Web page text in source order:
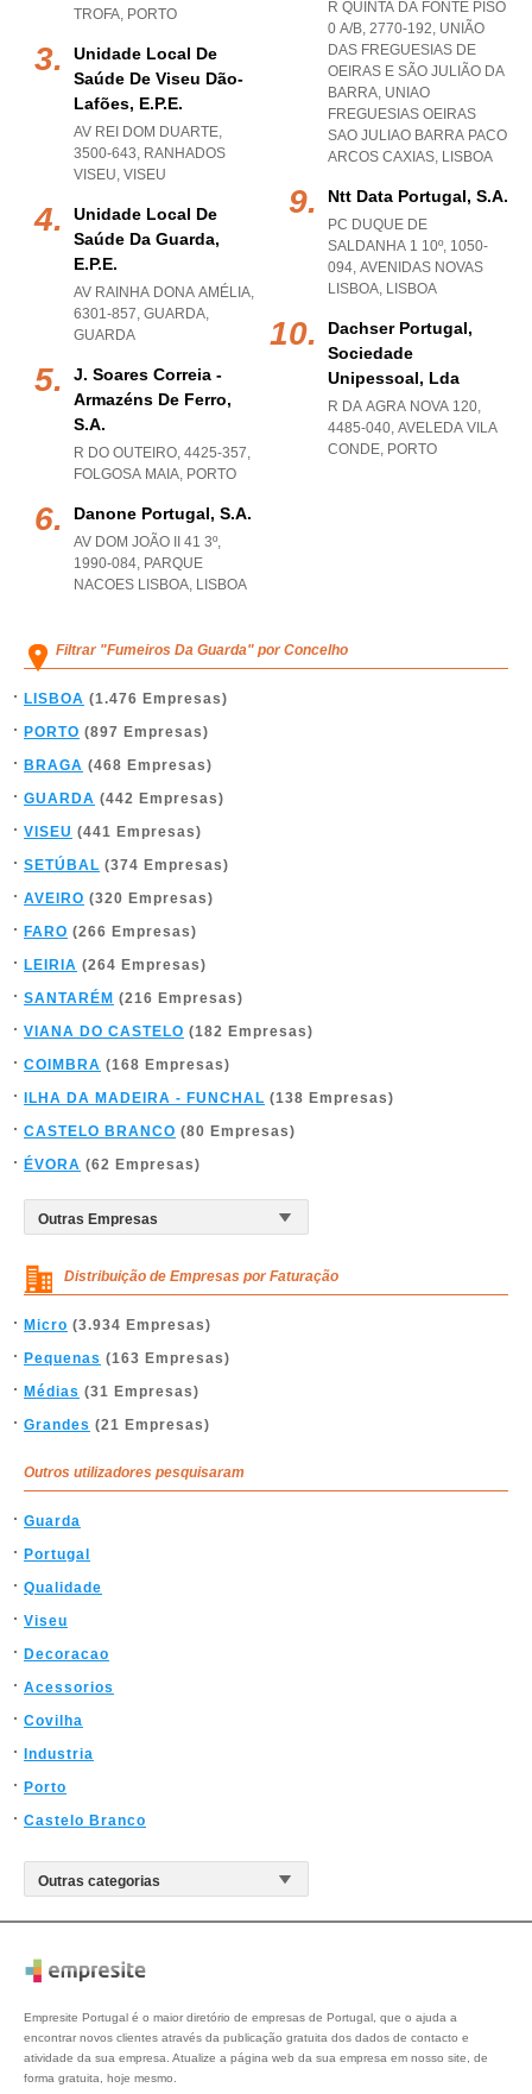
TROFA, PORTO
Unidade Local De
Saúde De Viseu Dão-
Lafões, E.p.e.
AV REI DOM DUARTE,
3500-643, RANHADOS
VISEU, VISEU
Unidade Local De
Saúde Da Guarda,
E.p.e.
AV RAINHA DONA AMÉLIA,
6301-857, GUARDA,
GUARDA
J. Soares Correia -
Armazéns De Ferro,
S.a.
R DO OUTEIRO, 4425-357,
FOLGOSA MAIA, PORTO
Danone Portugal, S.a.
AV DOM JOÃO II 41 3º,
1990-084, PARQUE
NACOES LISBOA, LISBOA
R QUINTA DA FONTE PISO
0 A/B, 2770-192, UNIÃO
DAS FREGUESIAS DE
OEIRAS E SÃO JULIÃO DA
BARRA, UNIAO
FREGUESIAS OEIRAS
SAO JULIAO BARRA PACO
ARCOS CAXIAS, LISBOA
Ntt Data Portugal, S.a.
PC DUQUE DE
SALDANHA 1 10º, 1050-
094, AVENIDAS NOVAS
LISBOA, LISBOA
Dachser Portugal,
Sociedade
Unipessoal, Lda
R DA AGRA NOVA 120,
4485-040, AVELEDA VILA
CONDE, PORTO
Filtrar "Fumeiros Da Guarda" por Concelho
LISBOA (1.476 Empresas)
PORTO (897 Empresas)
BRAGA (468 Empresas)
GUARDA (442 Empresas)
VISEU (441 Empresas)
SETÚBAL (374 Empresas)
AVEIRO (320 Empresas)
FARO (266 Empresas)
LEIRIA (264 Empresas)
SANTARÉM (216 Empresas)
VIANA DO CASTELO (182 Empresas)
COIMBRA (168 Empresas)
ILHA DA MADEIRA - FUNCHAL (138 Empresas)
CASTELO BRANCO (80 Empresas)
ÉVORA (62 Empresas)
Distribuição de Empresas por Faturação
Micro (3.934 Empresas)
Pequenas (163 Empresas)
Médias (31 Empresas)
Grandes (21 Empresas)
Outros utilizadores pesquisaram
Guarda
Portugal
Qualidade
Viseu
Decoracao
Acessorios
Covilha
Industria
Porto
Castelo Branco
Empresite Portugal é o maior diretório de empresas de Portugal, que o ajuda a
encontrar novos clientes através da publicação gratuita dos dados de contacto e
atividade da sua empresa. Atualize a página web da sua empresa em nosso site, de
forma gratuita, hoje mesmo.